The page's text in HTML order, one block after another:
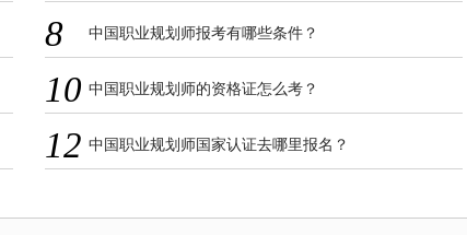
8 中国职业规划师报考有哪些条件？
10 中国职业规划师的资格证怎么考？
12 中国职业规划师国家认证去哪里报名？